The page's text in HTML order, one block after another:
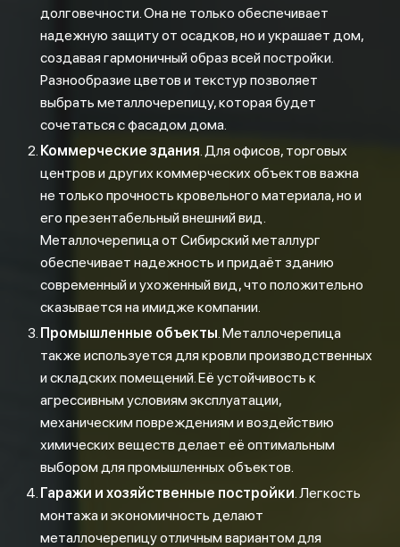
долговечности. Она не только обеспечивает
надежную защиту от осадков, но и украшает дом,
создавая гармоничный образ всей постройки.
Разнообразие цветов и текстур позволяет
выбрать металлочерепицу, которая будет
сочетаться с фасадом дома.
Коммерческие здания. Для офисов, торговых
центров и других коммерческих объектов важна
не только прочность кровельного материала, но и
его презентабельный внешний вид.
Металлочерепица от Сибирский металлург
обеспечивает надежность и придаёт зданию
современный и ухоженный вид, что положительно
сказывается на имидже компании.
Промышленные объекты. Металлочерепица
также используется для кровли производственных
и складских помещений. Её устойчивость к
агрессивным условиям эксплуатации,
механическим повреждениям и воздействию
химических веществ делает её оптимальным
выбором для промышленных объектов.
Гаражи и хозяйственные постройки. Легкость
монтажа и экономичность делают
металлочерепицу отличным вариантом для